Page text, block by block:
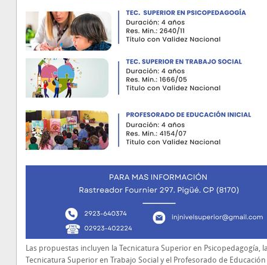
Las propuestas incluyen la Tecnicatura Superior en Psicopedagogía,
Tecnicatura Superior en Trabajo Social y el Profesorado de